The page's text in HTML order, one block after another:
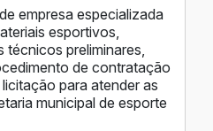
empresa especializada
esportivos,
técnicos preliminares,
de contratação
para atender as
municipal de esporte